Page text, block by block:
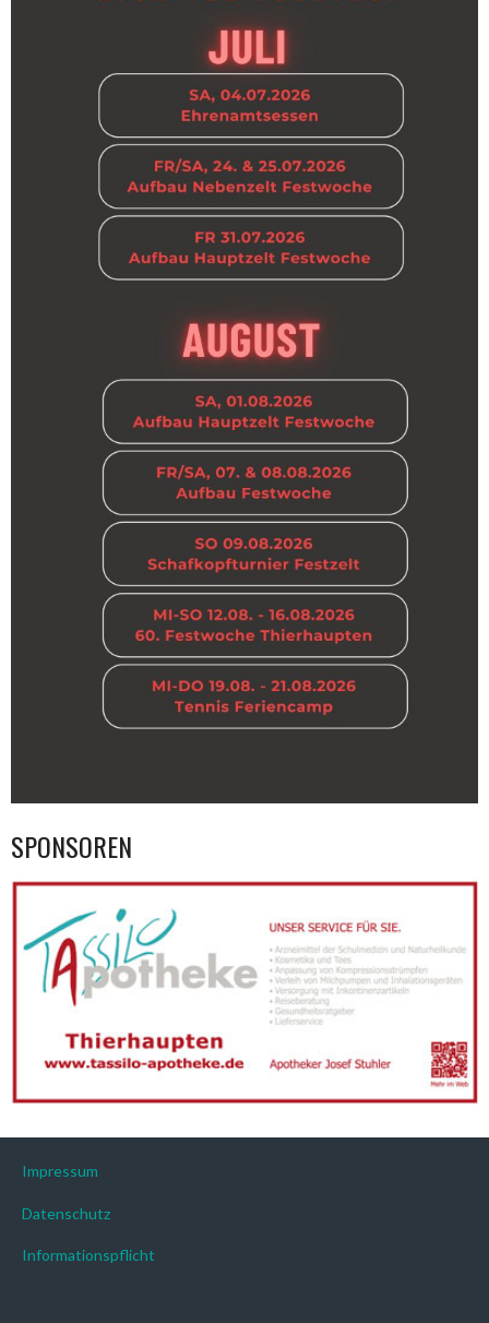
SPONSOREN
Impressum
Datenschutz
Informationspflicht